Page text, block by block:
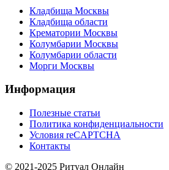
Кладбища Москвы
Кладбища области
Крематории Москвы
Колумбарии Москвы
Колумбарии области
Морги Москвы
Информация
Полезные статьи
Политика конфиденциальности
Условия reCAPTCHA
Контакты
© 2021-2025 Ритуал Онлайн